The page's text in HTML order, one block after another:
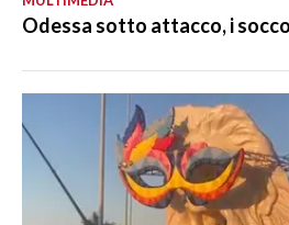
Odessa sotto attacco, i